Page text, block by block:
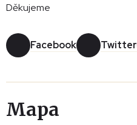
Děkujeme
Facebook Twitter
Mapa